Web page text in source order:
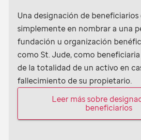
Una designación de
simplemente en nombrar a una
fundación u organización
como St. Jude, como
de la totalidad de un activo en
fallecimiento de su propietario.
Leer más sobre
beneficiarios